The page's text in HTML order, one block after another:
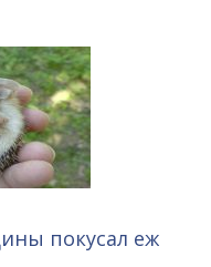
покусал еж